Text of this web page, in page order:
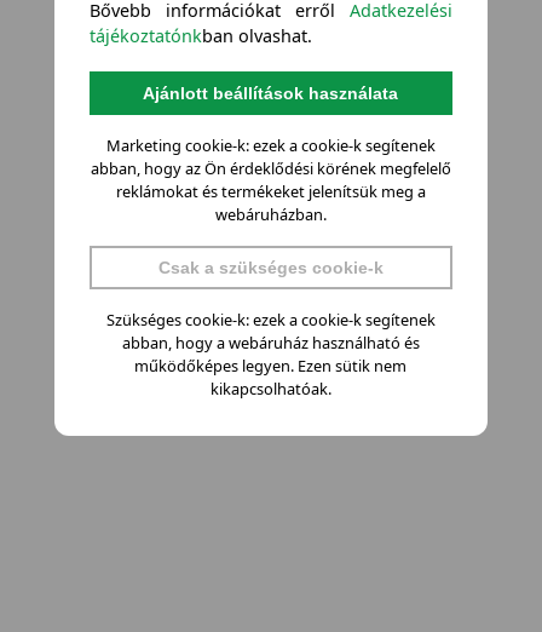
Bővebb információkat errőlAdatkezelési
tájékoztatónkban olvashat.
Ajánlott beállítások használata
Marketing cookie-k: ezek a cookie-k segítenek
abban, hogy az Ön érdeklődési körének megfelelő
reklámokat és termékeket jelenítsük meg a
webáruházban.
Csak a szükséges cookie-k
Szükséges cookie-k: ezek a cookie-k segítenek
abban, hogy a webáruház használható és
működőképes legyen. Ezen sütik nem
kikapcsolhatóak.